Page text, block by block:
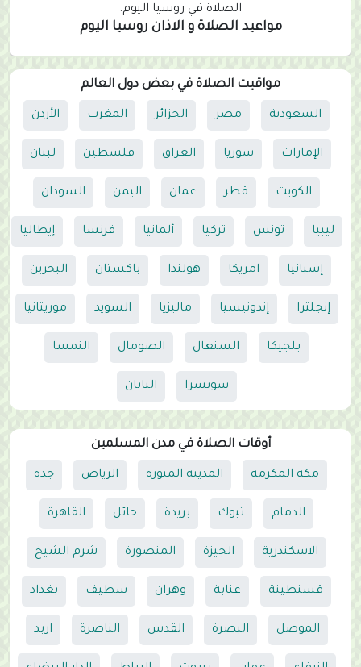
الصلاة في روسيا اليوم.
مواعيد الصلاة و الاذان روسيا اليوم
مواقيت الصلاة في بعض دول العالم
السعودية مصر الجزائر المغرب الأردن
الإمارات سوريا العراق فلسطين لبنان
الكويت قطر عمان اليمن السودان
ليبيا تونس تركيا ألمانيا فرنسا إيطاليا
إسبانيا امريكا هولندا باكستان البحرين
إنجلترا إندونيسيا ماليزيا السويد موريتانيا
بلجيكا السنغال الصومال النمسا
سويسرا اليابان
أوقات الصلاة في مدن المسلمين
مكة المكرمة المدينة المنورة الرياض جدة
الدمام تبوك بريدة حائل القاهرة
الاسكندرية الجيزة المنصورة شرم الشيخ
قسنطينة عنابة وهران سطيف بغداد
الموصل البصرة القدس الناصرة اربد